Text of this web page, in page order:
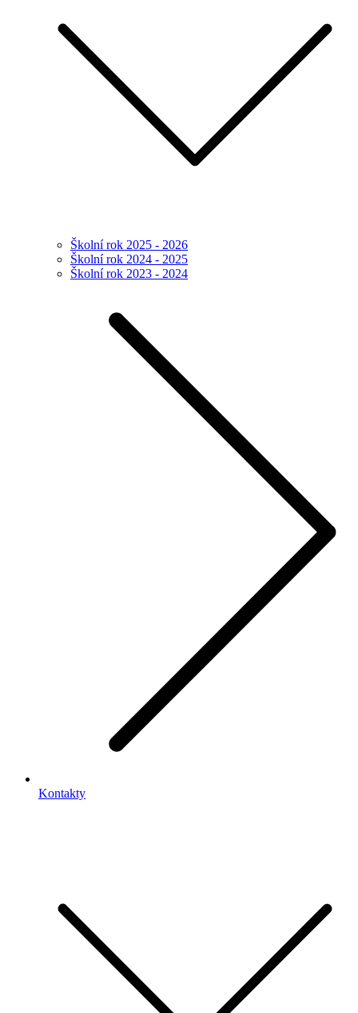
Školní rok 2025 - 2026
Školní rok 2024 - 2025
Školní rok 2023 - 2024
Kontakty